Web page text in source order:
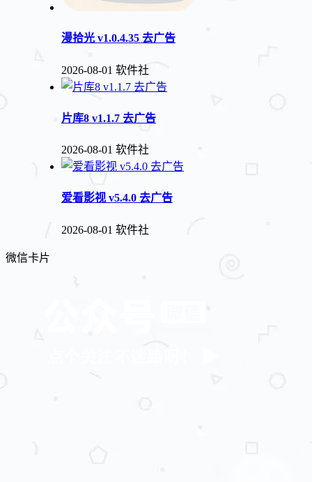
漫拾光 v1.0.4.35 去广告
2026-08-01 软件社
片库8 v1.1.7 去广告
2026-08-01 软件社
爱看影视 v5.4.0 去广告
2026-08-01 软件社
微信卡片